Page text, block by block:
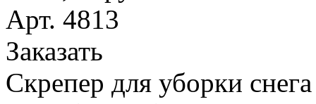
Арт. 4813
Заказать
Скрепер для уборки